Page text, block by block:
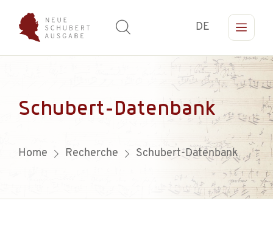
DE
Schubert-Datenbank
Home Recherche Schubert-Datenbank